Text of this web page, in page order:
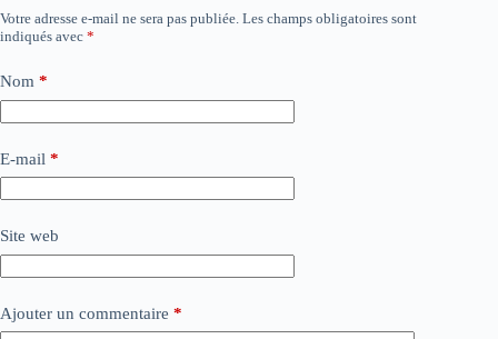
Votre adresse e-mail ne sera pas publiée. Les champs obligatoires sont
indiqués avec *
Nom *
E-mail *
Site web
Ajouter un commentaire *